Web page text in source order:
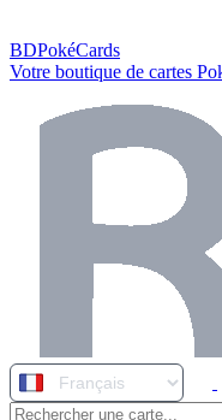
BDPokéCards
Votre boutique de cartes